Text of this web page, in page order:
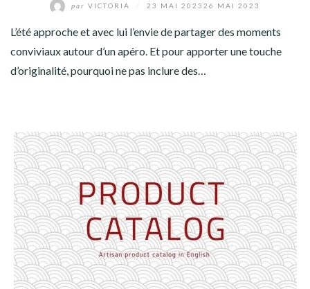
par VICTORIA 23 MAI 2023 26 MAI 2023
L’été approche et avec lui l’envie de partager des moments
conviviaux autour d’un apéro. Et pour apporter une touche
d’originalité, pourquoi ne pas inclure des…